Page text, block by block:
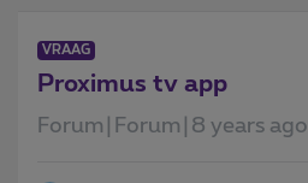
VRAAG
Proximus tv app
Forum|Forum|8 years ago